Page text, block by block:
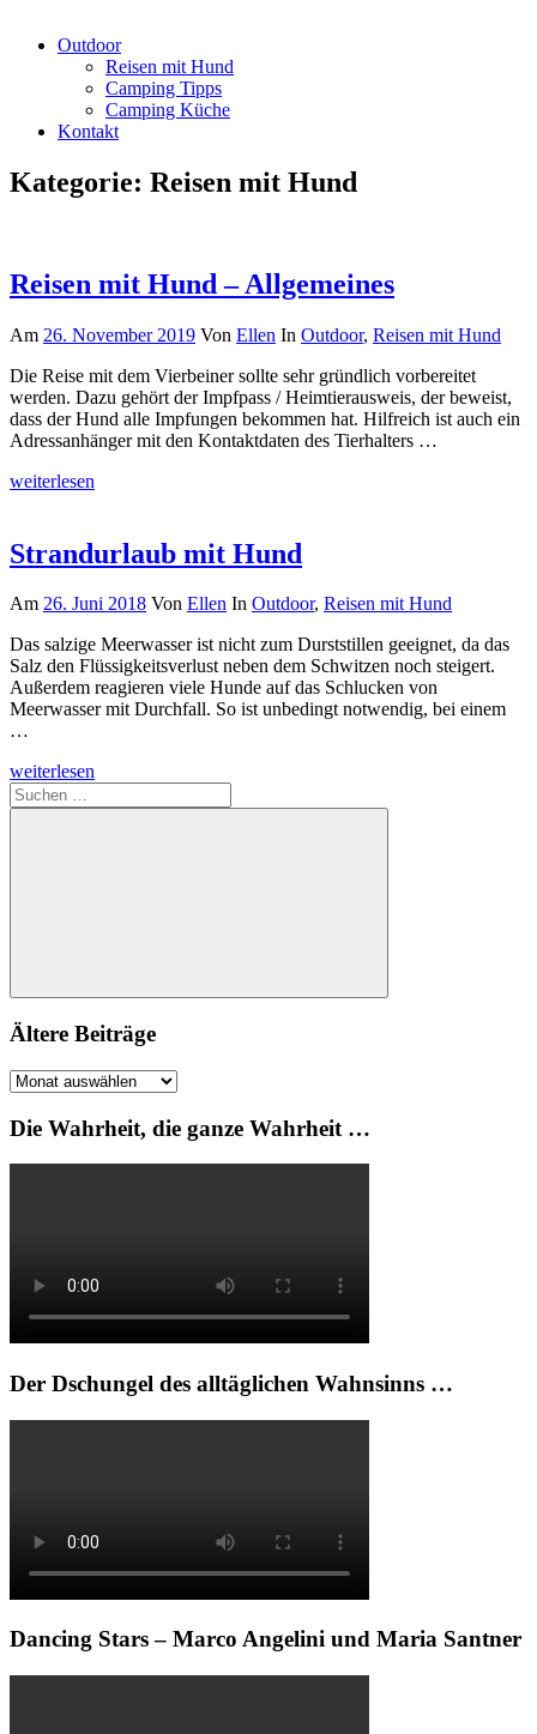
Outdoor
Reisen mit Hund
Camping Tipps
Camping Küche
Kontakt
Kategorie: Reisen mit Hund
Reisen mit Hund – Allgemeines
Am 26. November 2019 Von Ellen In Outdoor, Reisen mit Hund
Die Reise mit dem Vierbeiner sollte sehr gründlich vorbereitet
werden. Dazu gehört der Impfpass / Heimtierausweis, der beweist,
dass der Hund alle Impfungen bekommen hat. Hilfreich ist auch ein
Adressanhänger mit den Kontaktdaten des Tierhalters …
weiterlesen
Strandurlaub mit Hund
Am 26. Juni 2018 Von Ellen In Outdoor, Reisen mit Hund
Das salzige Meerwasser ist nicht zum Durststillen geeignet, da das
Salz den Flüssigkeitsverlust neben dem Schwitzen noch steigert.
Außerdem reagieren viele Hunde auf das Schlucken von
Meerwasser mit Durchfall. So ist unbedingt notwendig, bei einem
…
weiterlesen
Suchen
nach:
Suchen
Ältere Beiträge
Ältere
Die Wahrheit, die ganze Wahrheit …
Der Dschungel des alltäglichen Wahnsinns …
Dancing Stars – Marco Angelini und Maria Santner